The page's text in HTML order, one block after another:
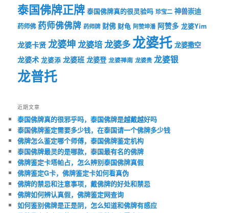
泰国佛牌正牌 泰国佛牌真的很灵验吗 珍宝二 神兽崇迪
药师佛 药师佛佛牌 药师牌 财佛 财龟 阿赞坤潘 阿赞多 龙婆Yim
龙婆卡贤 龙婆坤龙婆培龙婆多龙婆托 龙婆撒空
龙婆术 龙婆添 龙婆班 龙婆登 龙婆禅南 龙婆贵 龙婆银
龙普托
近期文章
泰国佛牌真的很邪乎吗，泰国佛牌是越戴越好吗
泰国佛牌鉴定需要多少钱，在泰国请一个佛牌多少钱
佛牌怎么鉴定哪个师傅，泰国佛牌鉴定机构
泰国佛牌最灵的是哪款，泰国最有名的佛牌
佛牌鉴定卡塔帕占，怎么辨别泰国佛牌真假
佛牌鉴定G卡，佛牌鉴定卡如何看真伪
佛牌的禁忌和注意事项，戴佛牌的好处和禁忌
佛牌如何辨认真假，佛牌鉴定网查询
如何鉴别佛牌是正是阴，怎么知道和佛牌有感应